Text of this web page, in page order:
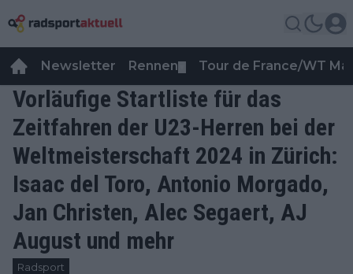
Newsletter Rennen Tour de France/WT
Vorläufige Startliste für das
Zeitfahren der U23-Herren bei der
Weltmeisterschaft 2024 in Zürich:
Isaac del Toro, Antonio Morgado,
Jan Christen, Alec Segaert, AJ
August und mehr
Radsport